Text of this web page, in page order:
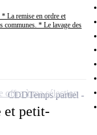
La remise en ordre et
communes. * Le lavage des
et petit-
CDDTemps partiel
offre à ma sélection